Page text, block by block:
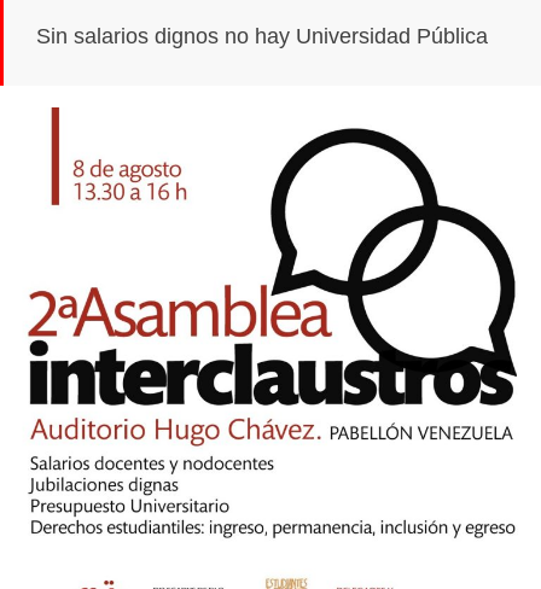
Sin salarios dignos no hay Universidad Pública